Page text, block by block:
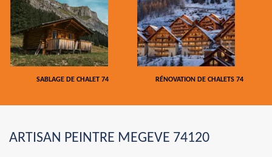
SABLAGE DE CHALET 74 RÉNOVATION DE CHALETS 74
ARTISAN PEINTRE MEGEVE 74120